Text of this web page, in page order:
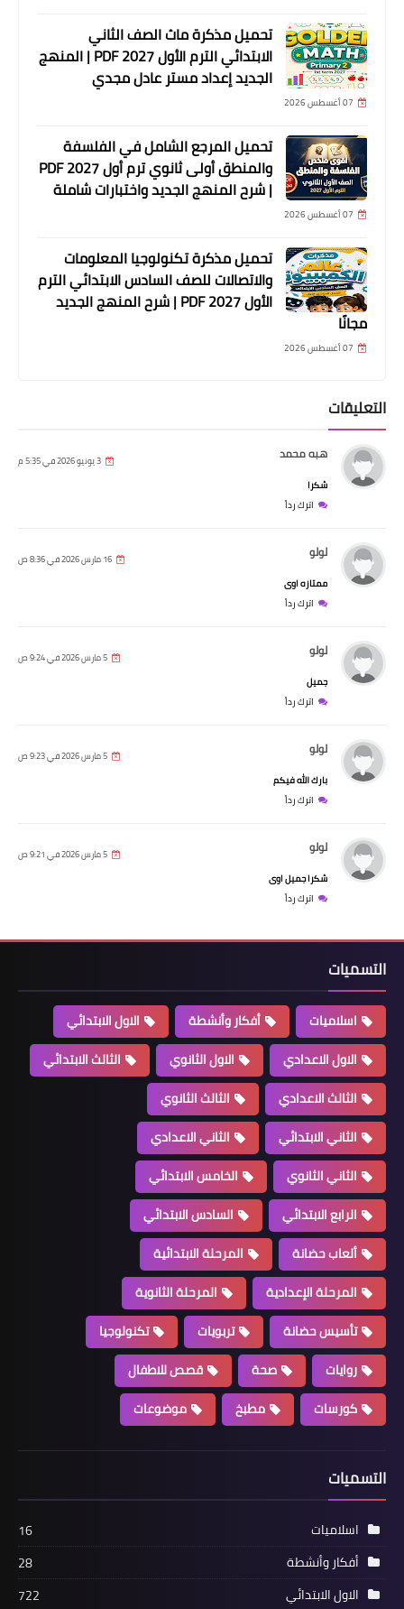
تحميل مذكرة ماث الصف الثاني
الابتدائي الترم الأول 2027 PDF | المنهج
الجديد إعداد مستر عادل مجدي
07 أغسطس 2026
تحميل المرجع الشامل في الفلسفة
والمنطق أولى ثانوي ترم أول 2027 PDF
| شرح المنهج الجديد واختبارات شاملة
07 أغسطس 2026
تحميل مذكرة تكنولوجيا المعلومات
والاتصالات للصف السادس الابتدائي الترم
الأول 2027 PDF | شرح المنهج الجديد
مجانًا
07 أغسطس 2026
التعليقات
هبه محمد 3 يونيو 2026 في 5:35 م
شكرا
اترك رداً
لولو 16 مارس 2026 في 8:36 ص
ممتازه اوى
اترك رداً
لولو 5 مارس 2026 في 9:24 ص
جميل
اترك رداً
لولو 5 مارس 2026 في 9:23 ص
بارك الله فيكم
اترك رداً
لولو 5 مارس 2026 في 9:21 ص
شكرا جميل اوى
اترك رداً
التسميات
اسلاميات أفكار وأنشطة
الاول الابتدائي
الاول الاعدادي
الاول الثانوي
الثالث الابتدائي
الثالث الاعدادي
الثالث الثانوي
الثاني الابتدائي
الثاني الاعدادي
الثاني الثانوي
الخامس الابتدائي
الرابع الابتدائي
السادس الابتدائي
ألعاب حضانة
المرحلة الابتدائية
المرحلة الإعدادية
المرحلة الثانوية
تأسيس حضانة
تربويات
تكنولوجيا
روايات
صحة
قصص للاطفال
كورسات
مطبخ موضوعات
التسميات
اسلاميات
16
أفكار وأنشطة
28
الاول الابتدائي
722